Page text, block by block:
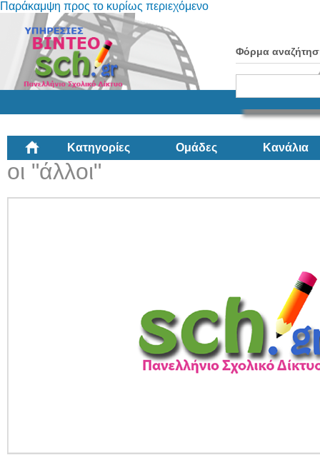
Παράκαμψη προς το κυρίως περιεχόμενο
Φόρμα
Κατηγορίες Ομάδες Κανάλια
οι "άλλοι"